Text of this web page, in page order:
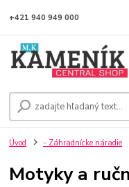
+421 940 949 000
Úvod - Záhradnícke náradie
Motyky a